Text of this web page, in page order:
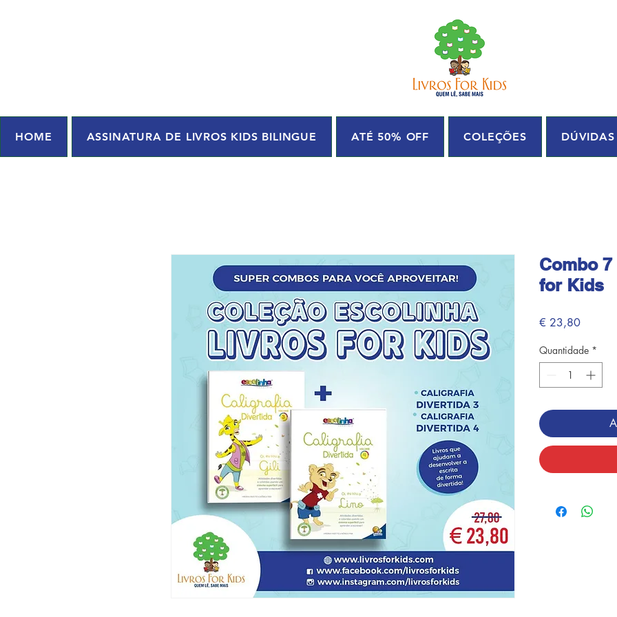
HOME ASSINATURA DE LIVROS KIDS BILINGUE ATÉ 50% OFF COLEÇÕES DÚVIDAS
Combo
for Kids
€ 23,80Preço
Quantidade *